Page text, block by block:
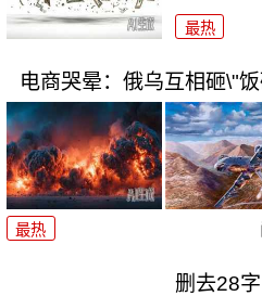
最热
电商哭晕：俄乌互相砸\"
最热
删去28